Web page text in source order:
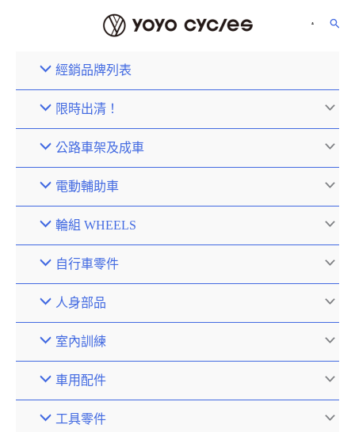
經銷品牌列表
限時出清！
公路車架及成車
電動輔助車
輪組 WHEELS
自行車零件
人身部品
室內訓練
車用配件
工具零件